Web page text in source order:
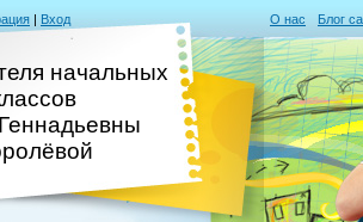
| Вход О нас Блог
начальных